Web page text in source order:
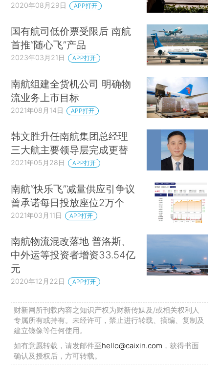
2020年08月29日 APP打开
国有航司低价票受限后 南航
首推“随心飞”产品
2023年03月21日 APP打开
南航组建全货机公司 明确物
流业务上市目标
2021年08月14日 APP打开
韩文胜升任南航集团总经理
三大航主要领导层完成更替
2021年05月28日 APP打开
南航“快乐飞”减量供应引争议
曾承诺每日投放座位2万个
2021年03月11日 APP打开
南航物流混改落地 普洛斯、
中外运等投资者增资33.54亿
元
2020年12月22日 APP打开
财新网所刊载内容之知识产权为财新传媒及/或相关权利人
专属所有或持有。未经许可，禁止进行转载、摘编、复制及
建立镜像等任何使用。
如有意愿转载，请发邮件至hello@caixin.com ，获得书面
确认及授权后，方可转载。